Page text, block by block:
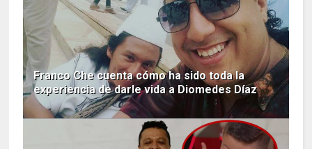
Franco Che cuenta cómo ha sido toda la
experiencia de darle vida a Diomedes Díaz